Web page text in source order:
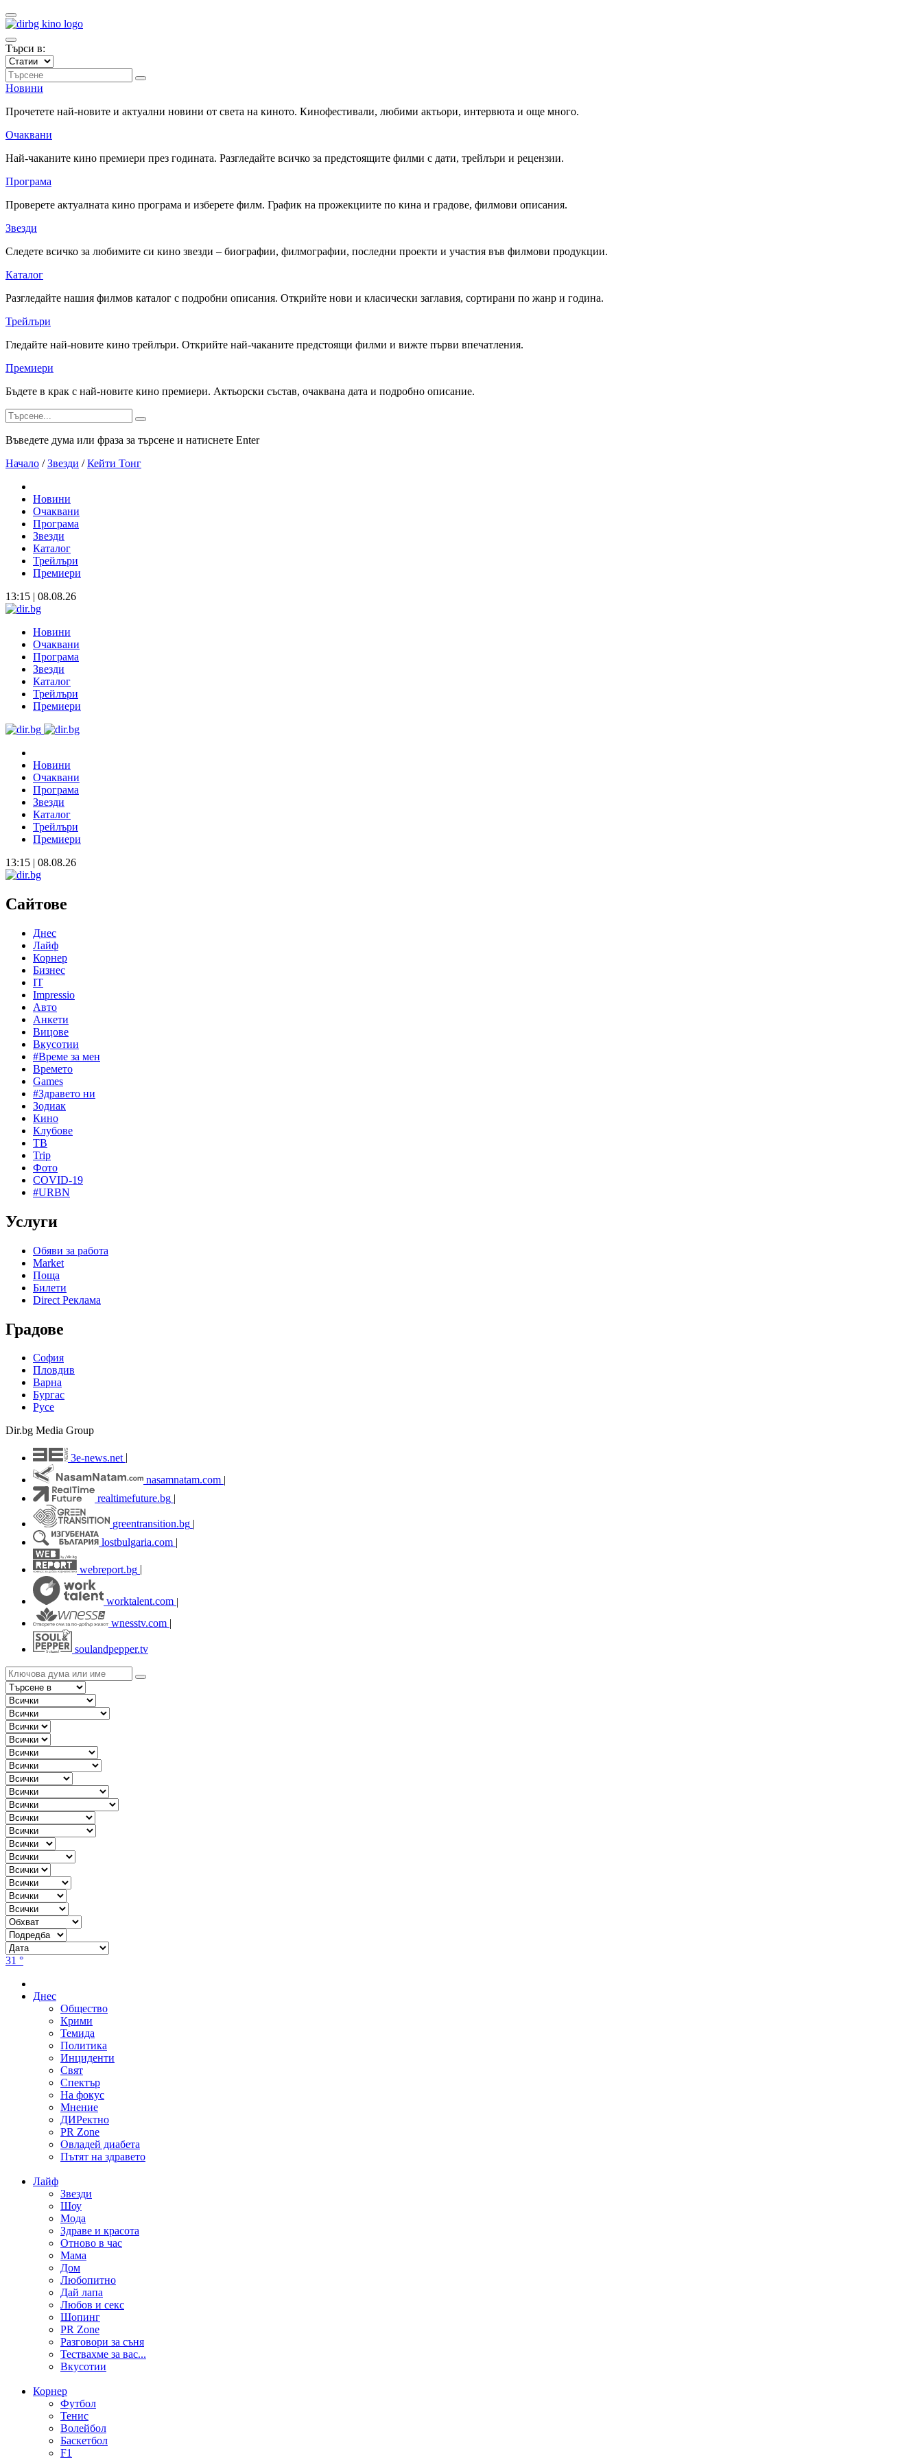
Търси в:
Новини
Прочетете най-новите и актуални новини от света на киното. Кинофестивали, любими актьори, интервюта и още много.
Очаквани
Най-чаканите кино премиери през годината. Разгледайте всичко за предстоящите филми с дати, трейлъри и рецензии.
Програма
Проверете актуалната кино програма и изберете филм. График на прожекциите по кина и градове, филмови описания.
Звезди
Следете всичко за любимите си кино звезди – биографии, филмографии, последни проекти и участия във филмови продукции.
Каталог
Разгледайте нашия филмов каталог с подробни описания. Открийте нови и класически заглавия, сортирани по жанр и година.
Трейлъри
Гледайте най-новите кино трейлъри. Открийте най-чаканите предстоящи филми и вижте първи впечатления.
Премиери
Бъдете в крак с най-новите кино премиери. Актьорски състав, очаквана дата и подробно описание.
Въведете дума или фраза за търсене и натиснете Enter
Начало / Звезди / Кейти Тонг
Новини
Очаквани
Програма
Звезди
Каталог
Трейлъри
Премиери
13:15 | 08.08.26
Новини
Очаквани
Програма
Звезди
Каталог
Трейлъри
Премиери
Новини
Очаквани
Програма
Звезди
Каталог
Трейлъри
Премиери
13:15 | 08.08.26
Сайтове
Днес
Лайф
Корнер
Бизнес
IT
Impressio
Авто
Анкети
Вицове
Вкусотии
#Време за мен
Времето
Games
#Здравето ни
Зодиак
Кино
Клубове
ТВ
Trip
Фото
COVID-19
#URBN
Услуги
Обяви за работа
Market
Поща
Билети
Direct Реклама
Градове
София
Пловдив
Варна
Бургас
Русе
Dir.bg Media Group
3e-news.net
nasamnatam.com |
realtimefuture.bg |
greentransition.bg |
lostbulgaria.com |
webreport.bg
worktalent.com |
wnesstv.com |
soulandpepper.tv
31 °
Днес
Общество
Крими
Темида
Политика
Инциденти
Свят
Спектър
На фокус
Мнение
ДИРектно
PR Zone
Овладей диабета
Пътят на здравето
Лайф
Звезди
Шоу
Мода
Здраве и красота
Отново в час
Мама
Дом
Любопитно
Дай лапа
Любов и секс
Шопинг
PR Zone
Разговори за съня
Тествахме за вас...
Вкусотии
Корнер
Футбол
Тенис
Волейбол
Баскетбол
F1